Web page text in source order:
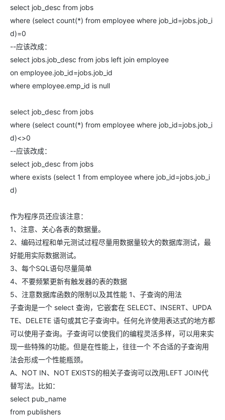
select job_desc from jobs
where (select count(*) from employee where job_id=jobs.job_i
d)=0
--应该改成：
select jobs.job_desc from jobs left join employee
on employee.job_id=jobs.job_id
where employee.emp_id is null
select job_desc from jobs
where (select count(*) from employee where job_id=jobs.job_i
d)<>0
--应该改成：
select job_desc from jobs
where exists (select 1 from employee where job_id=jobs.job_i
d)
作为程序员还应该注意：
1、注意、关心各表的数据量。
2、编码过程和单元测试过程尽量用数据量较大的数据库测试，最
好能用实际数据测试。
3、每个SQL语句尽量简单
4、不要频繁更新有触发器的表的数据
5、注意数据库函数的限制以及其性能 1、子查询的用法
子查询是一个 select 查询，它嵌套在 SELECT、INSERT、UPDA
TE、DELETE 语句或其它子查询中。任何允许使用表达式的地方都
可以使用子查询。子查询可以使我们的编程灵活多样，可以用来实
现一些特殊的功能。但是在性能上，往往一个 不合适的子查询用
法会形成一个性能瓶颈。
A、NOT IN、NOT EXISTS的相关子查询可以改用LEFT JOIN代
替写法。比如：
select pub_name
from publishers